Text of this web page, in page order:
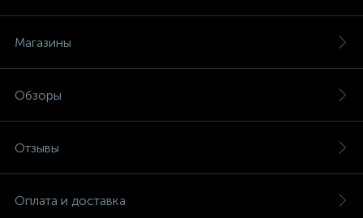
Магазины
Обзоры
Отзывы
Оплата и доставка